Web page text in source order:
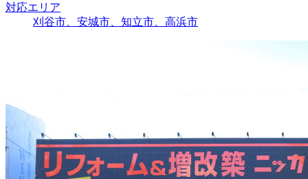
対応エリア
刈谷市、安城市、知立市、高浜市